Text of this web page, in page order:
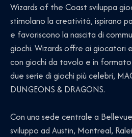
Wizards of the Coast sviluppa
stimolano la creatività, ispirano
e favoriscono la nascita di
giochi. Wizards offre ai giocatori
con giochi da tavolo e in
due serie di giochi più celebri,
DUNGEONS & DRAGONS.
Con una sede centrale a
sviluppo ad Austin, Montreal,